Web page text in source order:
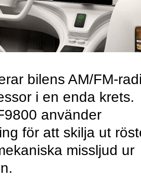
bilens AM/FM-
i en enda krets.
använder
för att skilja ut
missljud ur